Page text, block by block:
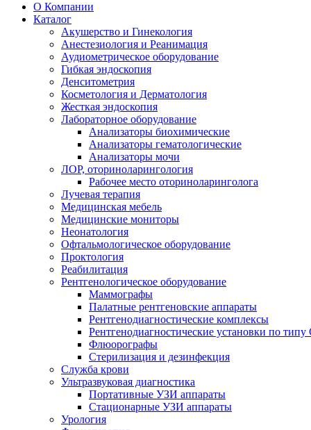
О Компании
Каталог
Акушерство и Гинекология
Анестезиология и Реанимация
Аудиометрическое оборудование
Гибкая эндоскопия
Денситометрия
Косметология и Дерматология
Жесткая эндоскопия
Лабораторное оборудование
Анализаторы биохимические
Анализаторы гематологические
Анализаторы мочи
ЛОР, оториноларингология
Рабочее место оториноларинголога
Лучевая терапия
Медицинская мебель
Медицинские мониторы
Неонатология
Офтальмологическое оборудование
Проктология
Реабилитация
Рентгенологическое оборудование
Маммографы
Палатные рентгеновские аппараты
Рентгенодиагностические комплексы
Рентгенодиагностические установки по типу
Флюорографы
Стерилизация и дезинфекция
Служба крови
Ультразвуковая диагностика
Портативные УЗИ аппараты
Стационарные УЗИ аппараты
Урология